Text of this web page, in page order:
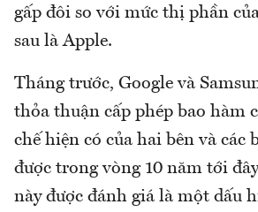
gấp đôi so với mức thị phần
sau là Apple.
Tháng trước, Google và
thỏa thuận cấp phép bao hàm
chế hiện có của hai bên và các
được trong vòng 10 năm tới
này được đánh giá là một dấu